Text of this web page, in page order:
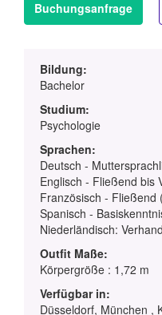
Buchungsanfrage
Bildung:
Bachelor
Studium:
Psychologie
Sprachen:
Deutsch -
Englisch - Fließend bis
Französisch - Fließend
Spanisch -
Niederländisch:
Outfit Maße:
Körpergröße : 1,72 m
Verfügbar in:
Düsseldorf, München ,